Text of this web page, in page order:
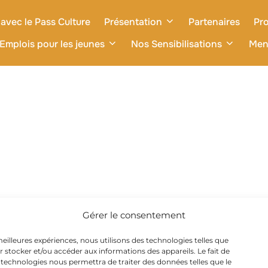
Gérer le consentement
expériences, nous utilisons des technologies telles que
stocker et/ou accéder aux informations des appareils. Le fait de
nous permettra de traiter des données telles que le
le Pass Culture Présentation Partenaires
pour les jeunes
Nos Sensibilisations